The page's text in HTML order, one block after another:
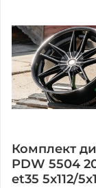
Комплект
PDW 5504
et35 5x112/